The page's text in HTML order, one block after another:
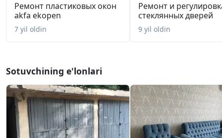
Ремонт пластиковых окон
akfa ekopen
7 yil oldin
Ремонт и
стеклянных дверей
9 yil oldin
Sotuvchining e'lonlari